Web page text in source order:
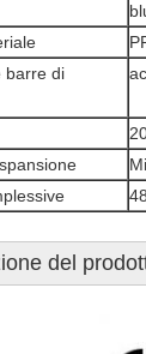
barre di
del